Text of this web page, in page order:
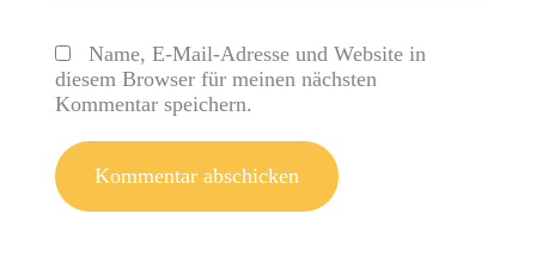
Name, E-Mail-Adresse und Website in
diesem Browser für meinen nächsten
Kommentar speichern.